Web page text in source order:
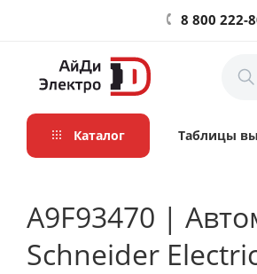
8 800 222-
Каталог Таблицы
A9F93470 |
Schneider